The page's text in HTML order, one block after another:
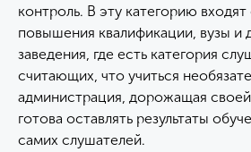
контроль. В эту категорию
повышения квалификации, вузы и
заведения, где есть категория
считающих, что учиться
администрация, дорожащая
готова оставлять результаты
самих слушателей.